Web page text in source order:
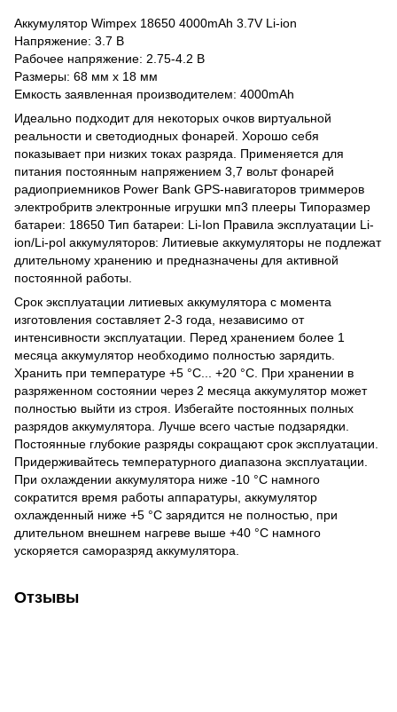
Аккумулятор Wimpex 18650 4000mAh 3.7V Li-ion
Напряжение: 3.7 В
Рабочее напряжение: 2.75-4.2 В
Размеры: 68 мм x 18 мм
Емкость заявленная производителем: 4000mAh
Идеально подходит для некоторых очков виртуальной
реальности и светодиодных фонарей. Хорошо себя
показывает при низких токах разряда. Применяется для
питания постоянным напряжением 3,7 вольт фонарей
радиоприемников Power Bank GPS-навигаторов триммеров
электробритв электронные игрушки мп3 плееры Типоразмер
батареи: 18650 Тип батареи: Li-Ion Правила эксплуатации Li-
ion/Li-pol аккумуляторов: Литиевые аккумуляторы не подлежат
длительному хранению и предназначены для активной
постоянной работы.
Срок эксплуатации литиевых аккумулятора с момента
изготовления составляет 2-3 года, независимо от
интенсивности эксплуатации. Перед хранением более 1
месяца аккумулятор необходимо полностью зарядить.
Хранить при температуре +5 °C... +20 °C. При хранении в
разряженном состоянии через 2 месяца аккумулятор может
полностью выйти из строя. Избегайте постоянных полных
разрядов аккумулятора. Лучше всего частые подзарядки.
Постоянные глубокие разряды сокращают срок эксплуатации.
Придерживайтесь температурного диапазона эксплуатации.
При охлаждении аккумулятора ниже -10 °C намного
сократится время работы аппаратуры, аккумулятор
охлажденный ниже +5 °C зарядится не полностью, при
длительном внешнем нагреве выше +40 °C намного
ускоряется саморазряд аккумулятора.
Отзывы